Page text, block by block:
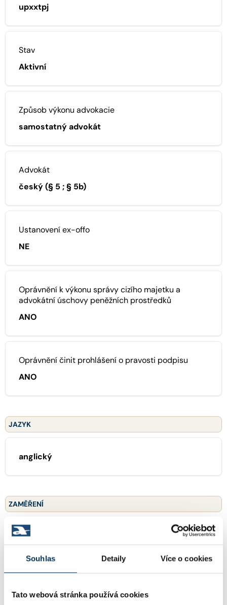
Souhlas Detaily Více o cookies
Tato webová stránka používá cookies
upxxtpj
Stav
Aktivní
Způsob výkonu advokacie
samostatný advokát
Advokát
český (§ 5 ; § 5b)
Ustanovení ex-offo
NE
Oprávnění k výkonu správy cizího majetku a
advokátní úschovy peněžních prostředků
ANO
Oprávnění činit prohlášení o pravosti podpisu
ANO
JAZYK
anglický
ZAMĚŘENÍ
01 generální praxe